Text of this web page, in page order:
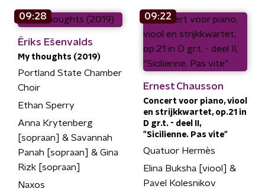
09:28
Ēriks Ešenvalds
My thoughts (2019)
Portland State Chamber
Choir
Ethan Sperry
Anna Krytenberg
[sopraan] & Savannah
Panah [sopraan] & Gina
Rizk [sopraan]
Naxos
09:22
Ernest Chausson
Concert voor piano, viool
en strijkkwartet, op.21 in
D gr.t. - deel II,
"Sicilienne. Pas vite"
Quatuor Hermès
Elina Buksha [viool] &
Pavel Kolesnikov